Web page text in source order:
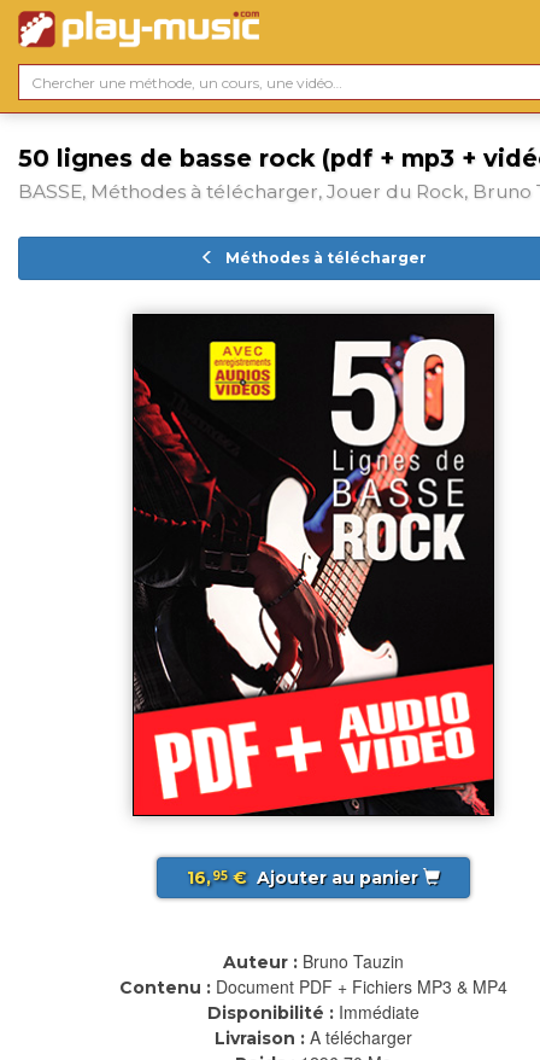
50 lignes de basse rock (pdf + mp3 +
BASSE, Méthodes à télécharger, Jouer du Rock, Bruno
Méthodes à télécharger
16,95€ Ajouter au panier
Auteur : Bruno Tauzin
Contenu : Document PDF + Fichiers MP3 & MP4
Disponibilité : Immédiate
Livraison : A télécharger